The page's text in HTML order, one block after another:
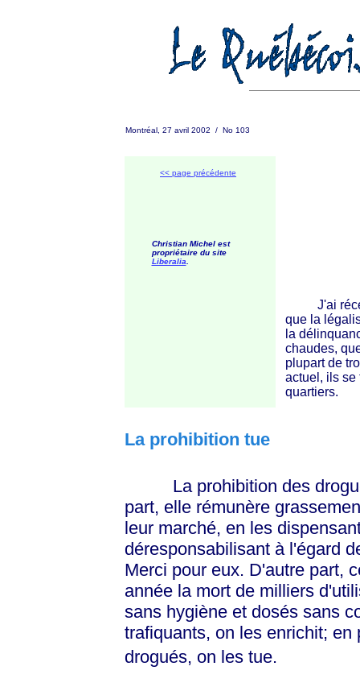
Montréal, 27 avril 2002 / No 103
<< page précédente
Christian Michel est
propriétaire du site
Liberalia
J'ai
que la
la
chaudes,
plupart de
actuel, ils se
quartiers.
La prohibition tue
La prohibition des
part, elle rémunère
leur marché, en les
déresponsabilisant à l'égard
Merci pour eux. D'autre part,
année la mort de milliers
sans hygiène et dosés sans
trafiquants, on les enrichit;
drogués, on les tue.